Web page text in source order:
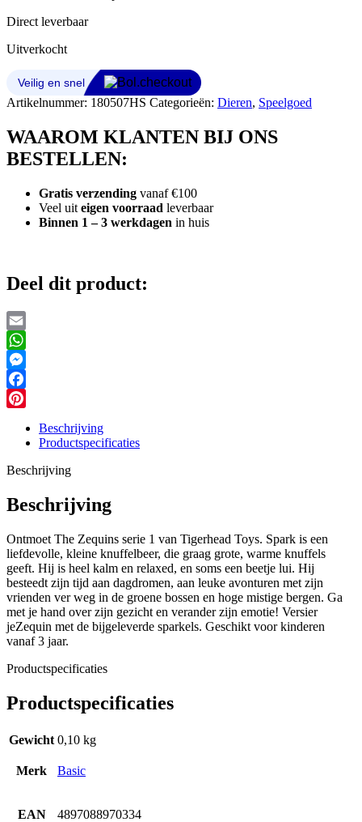
Direct leverbaar
Uitverkocht
Artikelnummer: 180507HS Categorieën: Dieren, Speelgoed
WAAROM KLANTEN BIJ ONS
BESTELLEN:
Gratis verzending vanaf €100
Veel uit eigen voorraad leverbaar
Binnen 1 – 3 werkdagen in huis
Deel dit product:
Email
WhatsApp
Messenger
Facebook
Beschrijving
Productspecificaties
Beschrijving
Beschrijving
Ontmoet The Zequins serie 1 van Tigerhead Toys. Spark is een
liefdevolle, kleine knuffelbeer, die graag grote, warme knuffels
geeft. Hij is heel kalm en relaxed, en soms een beetje lui. Hij
besteedt zijn tijd aan dagdromen, aan leuke avonturen met zijn
vrienden ver weg in de groene bossen en hoge mistige bergen. Ga
met je hand over zijn gezicht en verander zijn emotie! Versier
jeZequin met de bijgeleverde sparkels. Geschikt voor kinderen
vanaf 3 jaar.
Productspecificaties
Productspecificaties
Gewicht 0,10 kg
Merk Basic
EAN 4897088970334